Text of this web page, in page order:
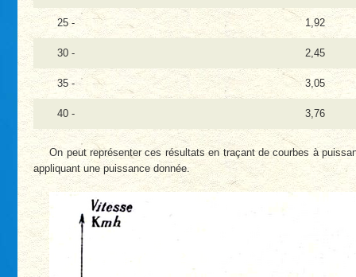
25 - 1,92
30 - 2,45
35 - 3,05
40 - 3,76
On peut représenter ces résultats en traçant de courbes à
appliquant une puissance donnée.